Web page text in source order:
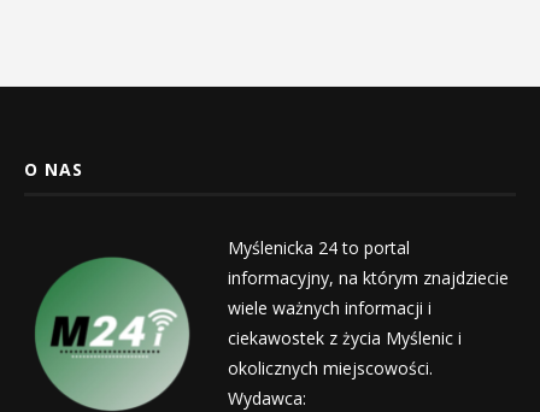
O NAS
Myślenicka 24 to portal
informacyjny, na którym znajdziecie
wiele ważnych informacji i
ciekawostek z życia Myślenic i
okolicznych miejscowości.
Wydawca: